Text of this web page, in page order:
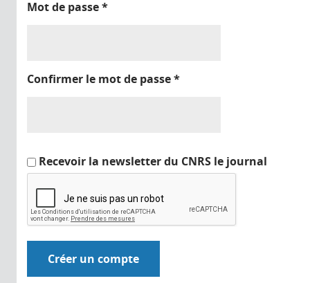
Mot de passe*
Confirmer le mot de passe*
Recevoir la newsletter du CNRS le journal